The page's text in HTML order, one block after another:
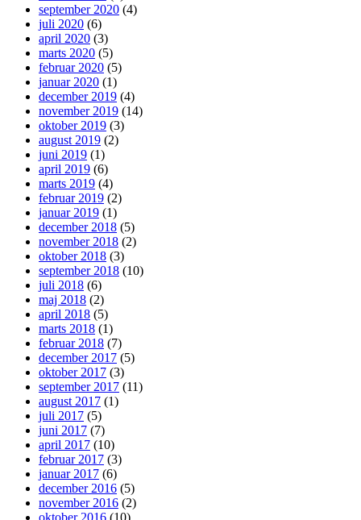
september 2020 (4)
juli 2020 (6)
april 2020 (3)
marts 2020 (5)
februar 2020 (5)
januar 2020 (1)
december 2019 (4)
november 2019 (14)
oktober 2019 (3)
august 2019 (2)
juni 2019 (1)
april 2019 (6)
marts 2019 (4)
februar 2019 (2)
januar 2019 (1)
december 2018 (5)
november 2018 (2)
oktober 2018 (3)
september 2018 (10)
juli 2018 (6)
maj 2018 (2)
april 2018 (5)
marts 2018 (1)
februar 2018 (7)
december 2017 (5)
oktober 2017 (3)
september 2017 (11)
august 2017 (1)
juli 2017 (5)
juni 2017 (7)
april 2017 (10)
februar 2017 (3)
januar 2017 (6)
december 2016 (5)
november 2016 (2)
oktober 2016 (10)